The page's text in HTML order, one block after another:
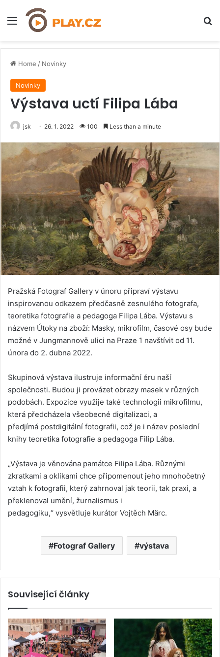
Menu
Home / Novinky
Novinky
Výstava uctí Filipa Lába
jsk 26. 1. 2022 100 Less than a minute
Pražská Fotograf Gallery v únoru připraví výstavu
inspirovanou odkazem předčasně zesnulého fotografa,
teoretika fotografie a pedagoga Filipa Lába. Výstavu s
názvem Útoky na zboží: Masky, mikrofilm, časové osy bude
možné v Jungmannově ulici na Praze 1 navštívit od 11.
února do 2. dubna 2022.
Skupinová výstava ilustruje informační éru naší
společnosti. Budou ji provázet obrazy masek v různých
podobách. Expozice využije také technologii mikrofilmu,
která předcházela všeobecné digitalizaci, a
předjímá postdigitální fotografii, což je i název poslední
knihy teoretika fotografie a pedagoga Filip Lába.
„Výstava je věnována památce Filipa Lába. Různými
zkratkami a oklikami chce připomenout jeho mnohočetný
vztah k fotografii, který zahrnoval jak teorii, tak praxi, a
překlenoval umění, žurnalismus i
pedagogiku,“ vysvětluje kurátor Vojtěch Märc.
Fotograf Gallery výstava
Související články